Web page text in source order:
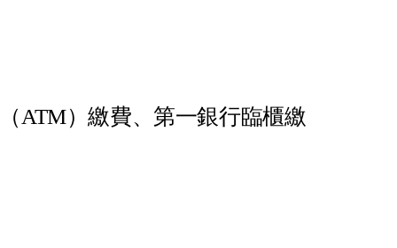
ATM）繳費、第一銀行臨櫃繳